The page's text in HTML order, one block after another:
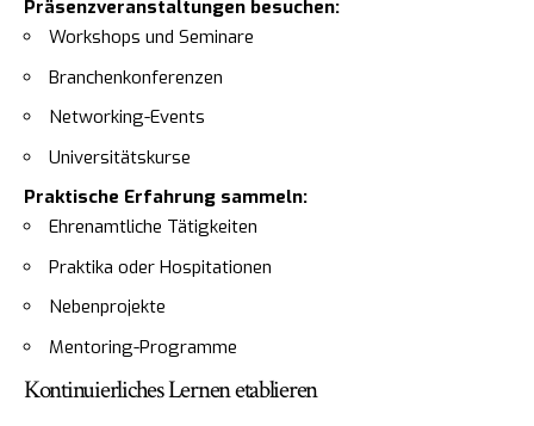
Präsenzveranstaltungen besuchen:
Workshops und Seminare
Branchenkonferenzen
Networking-Events
Universitätskurse
Praktische Erfahrung sammeln:
Ehrenamtliche Tätigkeiten
Praktika oder Hospitationen
Nebenprojekte
Mentoring-Programme
Kontinuierliches Lernen etablieren